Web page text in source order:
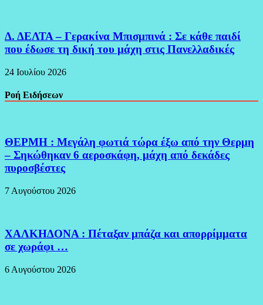
Δ. ΔΕΛΤΑ – Γερακίνα Μπισμπινά : Σε κάθε παιδί
που έδωσε τη δική του μάχη στις Πανελλαδικές
24 Ιουλίου 2026
Ροή Ειδήσεων
ΘΕΡΜΗ : Μεγάλη φωτιά τώρα έξω από την Θερμη
– Σηκώθηκαν 6 αεροσκάφη, μάχη από δεκάδες
πυροσβέστες
7 Αυγούστου 2026
ΧΑΛΚΗΔΟΝΑ : Πέταξαν μπάζα και απορρίμματα
σε χωράφι …
6 Αυγούστου 2026